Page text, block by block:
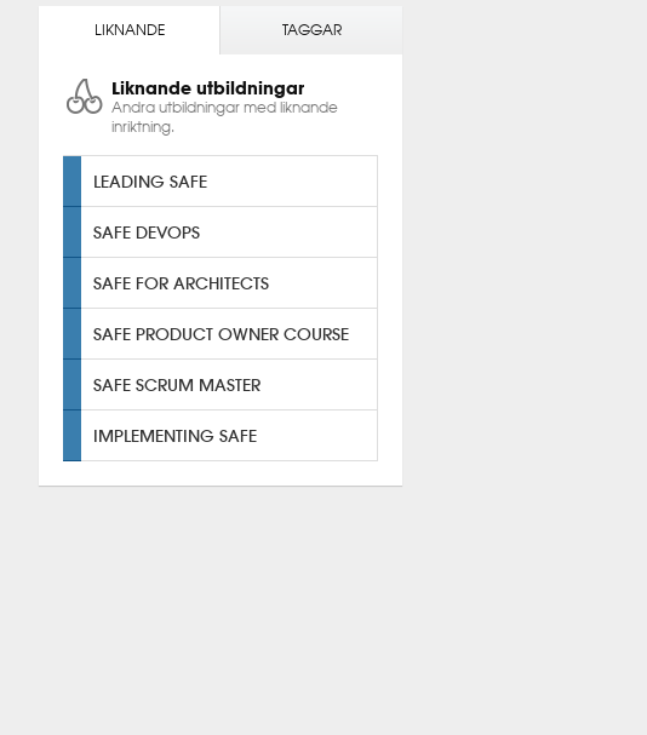
LIKNANDE TAGGAR
Liknande utbildningar
Andra utbildningar med liknande
inriktning.
LEADING SAFE
SAFE DEVOPS
SAFE FOR ARCHITECTS
SAFE PRODUCT OWNER COURSE
SAFE SCRUM MASTER
IMPLEMENTING SAFE